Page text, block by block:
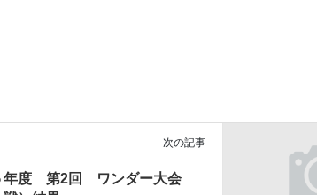
次の記事
年度 第2回 ワンダー大会